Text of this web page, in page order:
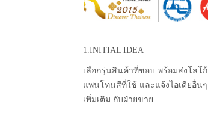
1.INITIAL IDEA
เลือกรุ่นสินค้าที่ชอบ พร้อมส่งโลโก้
แพนโทนสีที่ใช้ และแจ้งไอเดียอื่นๆ
เพิ่มเติม กับฝ่ายขาย